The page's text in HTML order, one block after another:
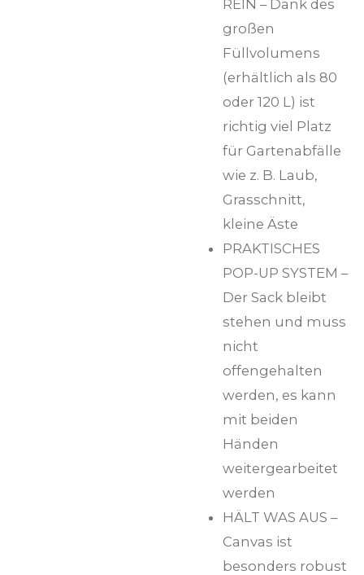
REIN – Dank des
großen
Füllvolumens
(erhältlich als 80
oder 120 L) ist
richtig viel Platz
für Gartenabfälle
wie z. B. Laub,
Grasschnitt,
kleine Äste
PRAKTISCHES
POP-UP SYSTEM –
Der Sack bleibt
stehen und muss
nicht
offengehalten
werden, es kann
mit beiden
Händen
weitergearbeitet
werden
HÄLT WAS AUS –
Canvas ist
besonders robust